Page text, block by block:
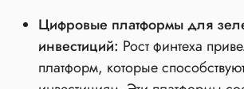
Цифровые платформы для
инвестиций: Рост финтеха
платформ, которые